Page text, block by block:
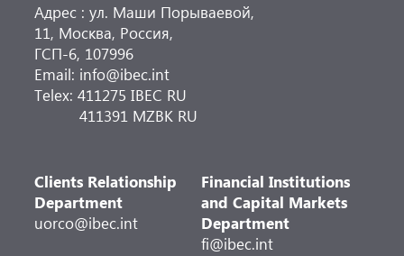
Адрес : ул. Маши Порываевой,
11, Москва, Россия,
ГСП-6, 107996
Email: info@ibec.int
Telex: 411275 IBEC RU
411391 MZBK RU
Clients Relationship
Department
uorco@ibec.int
Financial Institutions
and Capital Markets
Department
fi@ibec.int